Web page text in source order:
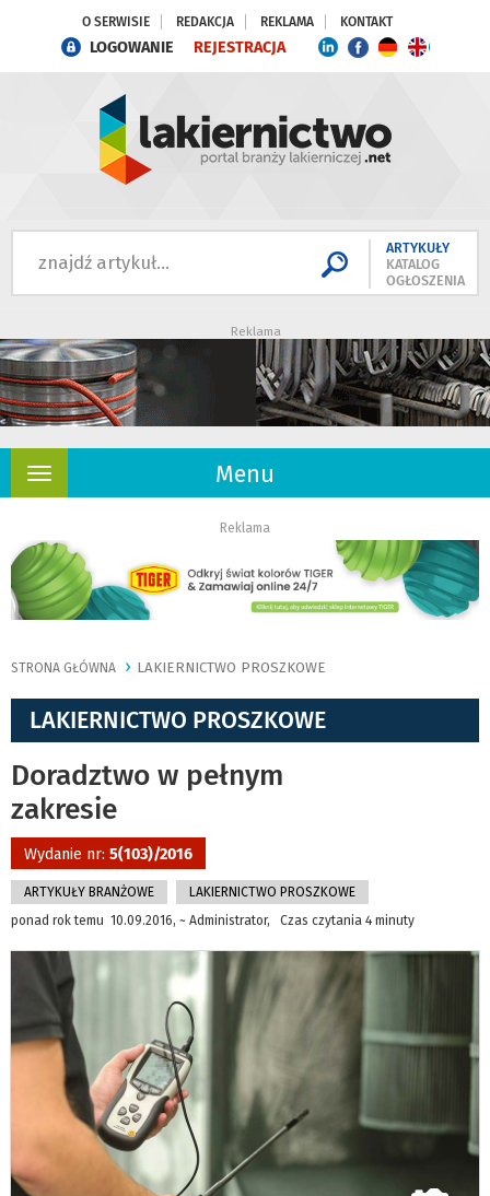
O SERWISIE REDAKCJA REKLAMA KONTAKT
LOGOWANIE REJESTRACJA
ARTYKUŁY
KATALOG
OGŁOSZENIA
Reklama
Menu
Rozwiń
Reklama
STRONA GŁÓWNA LAKIERNICTWO PROSZKOWE
LAKIERNICTWO PROSZKOWE
Doradztwo w pełnym
zakresie
Wydanie nr: 5(103)/2016
ARTYKUŁY BRANŻOWE
LAKIERNICTWO PROSZKOWE
ponad rok temu 10.09.2016, ~ Administrator, Czas czytania 4 minuty